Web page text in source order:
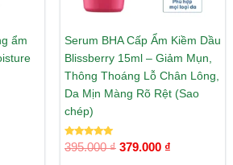
ẩm
Serum BHA Cấp Ẩm Kiềm Dầu
Blissberry 15ml – Giảm Mụn,
Thông Thoáng Lỗ Chân Lông,
Da Mịn Màng Rõ Rệt (Sao
chép)
Được xếp
hạng
395.000₫ 379.000 ₫